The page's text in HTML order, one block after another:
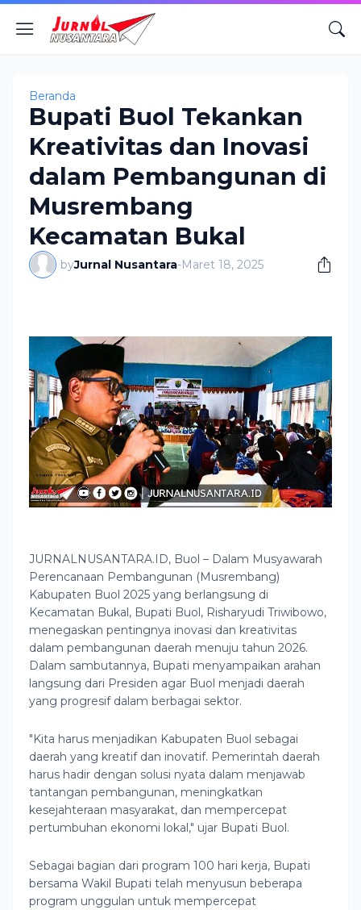
Beranda
Bupati Buol Tekankan
Kreativitas dan Inovasi
dalam Pembangunan di
Musrembang
Kecamatan Bukal
byJurnal Nusantara-Maret 18, 2025
JURNALNUSANTARA.ID, Buol – Dalam Musyawarah
Perencanaan Pembangunan (Musrembang)
Kabupaten Buol 2025 yang berlangsung di
Kecamatan Bukal, Bupati Buol, Risharyudi Triwibowo,
menegaskan pentingnya inovasi dan kreativitas
dalam pembangunan daerah menuju tahun 2026.
Dalam sambutannya, Bupati menyampaikan arahan
langsung dari Presiden agar Buol menjadi daerah
yang progresif dalam berbagai sektor.
"Kita harus menjadikan Kabupaten Buol sebagai
daerah yang kreatif dan inovatif. Pemerintah daerah
harus hadir dengan solusi nyata dalam menjawab
tantangan pembangunan, meningkatkan
kesejahteraan masyarakat, dan mempercepat
pertumbuhan ekonomi lokal," ujar Bupati Buol.
Sebagai bagian dari program 100 hari kerja, Bupati
bersama Wakil Bupati telah menyusun beberapa
program unggulan untuk mempercepat